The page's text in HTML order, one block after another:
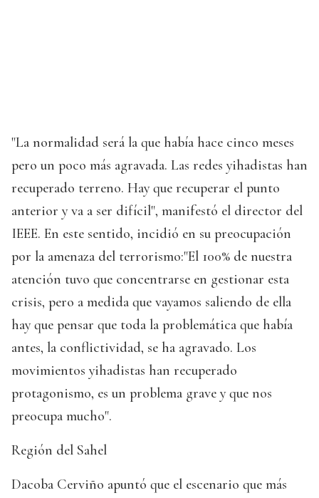
"La normalidad será la que había hace cinco meses
pero un poco más agravada. Las redes yihadistas han
recuperado terreno. Hay que recuperar el punto
anterior y va a ser difícil", manifestó el director del
IEEE. En este sentido, incidió en su preocupación
por la amenaza del terrorismo:"El 100% de nuestra
atención tuvo que concentrarse en gestionar esta
crisis, pero a medida que vayamos saliendo de ella
hay que pensar que toda la problemática que había
antes, la conflictividad, se ha agravado. Los
movimientos yihadistas han recuperado
protagonismo, es un problema grave y que nos
preocupa mucho".
Región del Sahel
Dacoba Cerviño apuntó que el escenario que más